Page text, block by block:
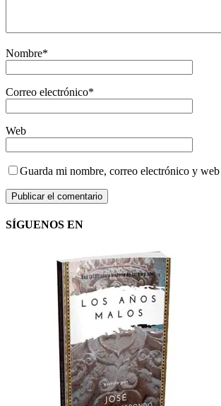
Nombre*
Correo electrónico*
Web
Guarda mi nombre, correo electrónico y
SÍGUENOS EN